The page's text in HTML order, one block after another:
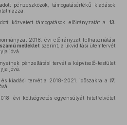
pénzeszközök, támogatásértékű kiadások
közvetett támogatások előirányzatát a 13.
2018. évi előirányzat-felhasználási
melléklet szerint, a likviditási ütemtervét
jóvá.
pénzellátási tervét a képviselő-testület
jóvá.
kiadási tervét a 2018-2021. időszakra a 17.
évi költségvetés egyensúlyát hitelfelvétel